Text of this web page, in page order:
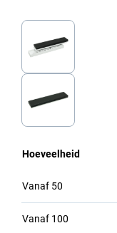
Hoeveelheid
Vanaf 50
Vanaf 100